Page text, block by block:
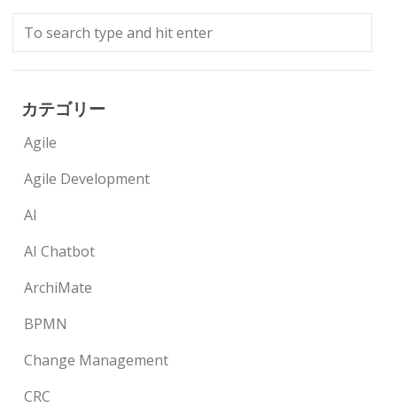
カテゴリー
Agile
Agile Development
AI
AI Chatbot
ArchiMate
BPMN
Change Management
CRC